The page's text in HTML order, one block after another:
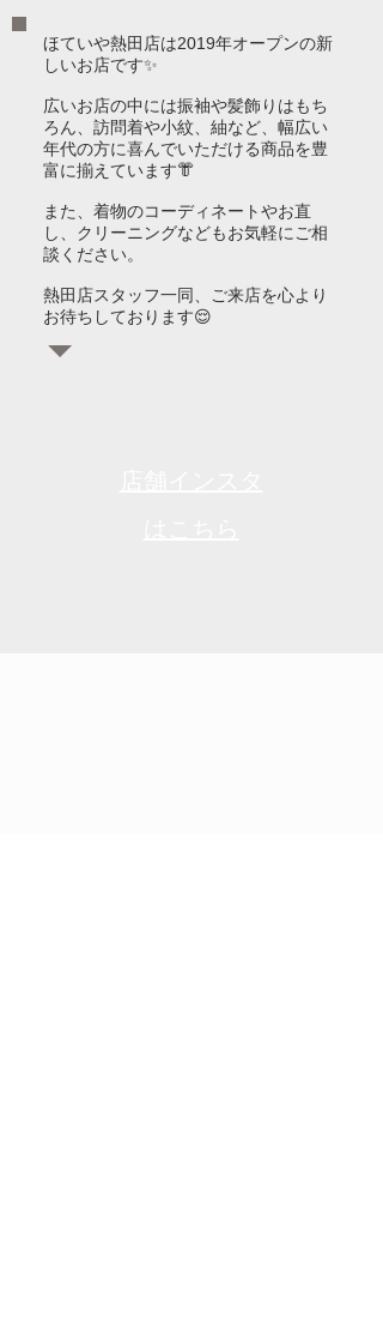
ほていや熱田店は2019年オープンの新
しいお店です✨
広いお店の中には振袖や髪飾りはもち
ろん、訪問着や小紋、紬など、幅広い
年代の方に喜んでいただける商品を豊
富に揃えています👘
また、着物のコーディネートやお直
し、クリーニングなどもお気軽にご相
談ください。
熱田店スタッフ一同、ご来店を心より
お待ちしております😌